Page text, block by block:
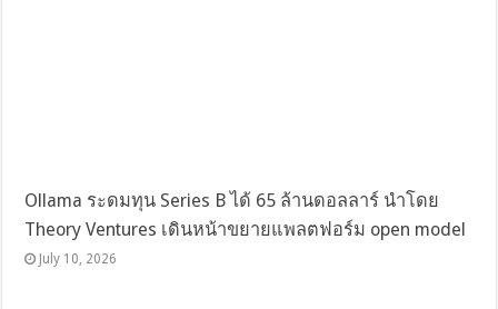
Ollama ระดมทุน Series B ได้ 65 ล้านดอลลาร์ นำโดย
Theory Ventures เดินหน้าขยายแพลตฟอร์ม open model
July 10, 2026